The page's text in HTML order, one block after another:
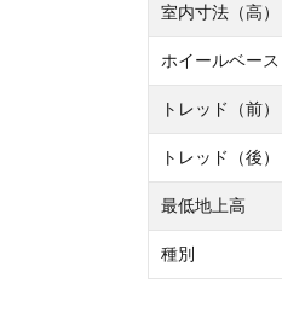
室内寸法（高）
ホイールベース
トレッド（前）
トレッド（後）
最低地上高
種別